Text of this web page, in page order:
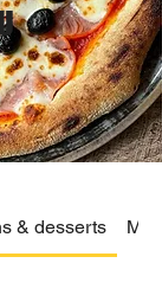
& desserts